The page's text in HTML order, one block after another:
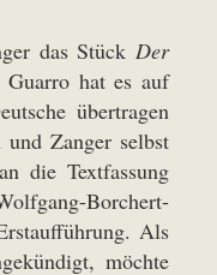
das Stück Der
hat es auf
übertragen
Zanger selbst
die Textfassung
Borchert-
Als
möchte